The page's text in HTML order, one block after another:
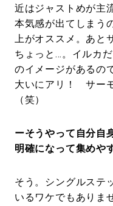
近はジャストめが主
本気感が出てしまう
上がオススメ。あと
ちょっと…。イルカ
のイメージがあるの
大いにアリ！ サー
（笑）
ーそうやって自分自
明確になって集めや
そう。シングルステ
いるワケでもありま